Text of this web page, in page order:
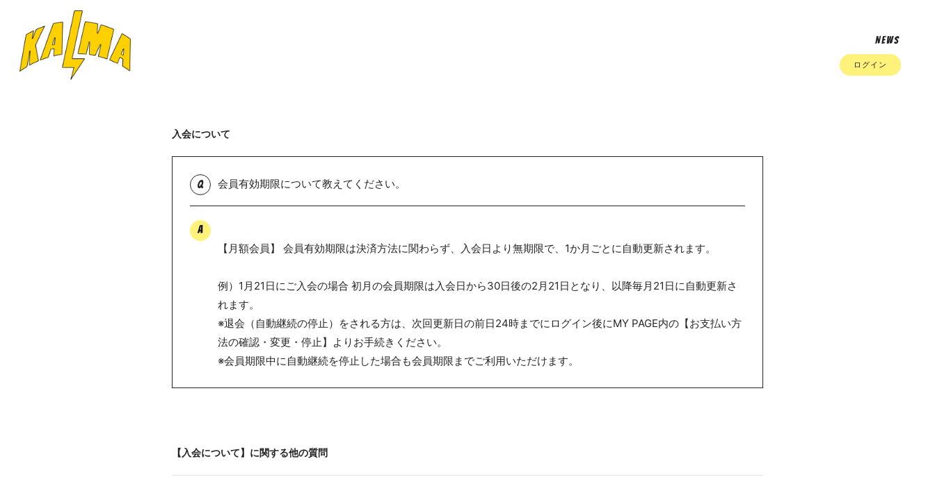
NEWS
ログイン
入会について
Q 会員有効期限について教えてください。
A
【月額会員】 会員有効期限は決済方法に関わらず、入会日より無期限で、1か月ごとに自動更新されます。
例）1月21日にご入会の場合 初月の会員期限は入会日から30日後の2月21日となり、以降毎月21日に自動更新さ
れます。
※退会（自動継続の停止）をされる方は、次回更新日の前日24時までにログイン後にMY PAGE内の【お支払い方
法の確認・変更・停止】よりお手続きください。
※会員期限中に自動継続を停止した場合も会員期限までご利用いただけます。
【入会について】に関する他の質問